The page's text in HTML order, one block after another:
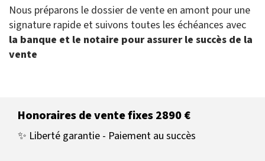
Nous préparons le dossier de vente en amont pour une
signature rapide et suivons toutes les échéances avec
la banque et le notaire pour assurer le succès de la
vente
Honoraires de vente fixes 2890 €
✨ Liberté garantie - Paiement au succès